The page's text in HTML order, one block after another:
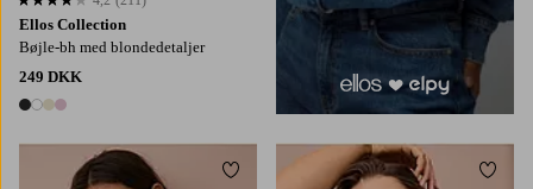
Ellos Collection
Bøjle-bh med blondedetaljer
249 DKK
4 farver
4,2 baseret på 211 bedømmelser
Tilføj til favoritter